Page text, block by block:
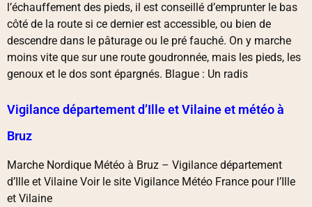
l’échauffement des pieds, il est conseillé d’emprunter le bas
côté de la route si ce dernier est accessible, ou bien de
descendre dans le pâturage ou le pré fauché. On y marche
moins vite que sur une route goudronnée, mais les pieds, les
genoux et le dos sont épargnés. Blague : Un radis
Vigilance département d’Ille et Vilaine et météo à
Bruz
Marche Nordique Météo à Bruz – Vigilance département
d’Ille et Vilaine Voir le site Vigilance Météo France pour l’Ille
et Vilaine